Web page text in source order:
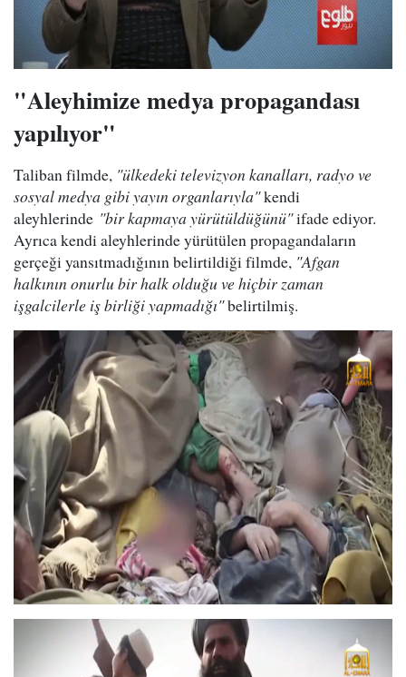
"Aleyhimize medya propagandası
yapılıyor"
Taliban filmde, "ülkedeki televizyon kanalları, radyo ve
sosyal medya gibi yayın organlarıyla"kendi
aleyhlerinde "bir kapmaya yürütüldüğünü"ifade ediyor.
Ayrıca kendi aleyhlerinde yürütülen propagandaların
gerçeği yansıtmadığının belirtildiği filmde, "Afgan
halkının onurlu bir halk olduğu ve hiçbir zaman
işgalcilerle iş birliği yapmadığı"belirtilmiş.